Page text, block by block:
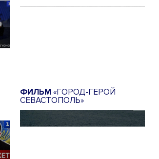
ФИЛЬМ«ГОРОД-ГЕРОЙ
СЕВАСТОПОЛЬ»